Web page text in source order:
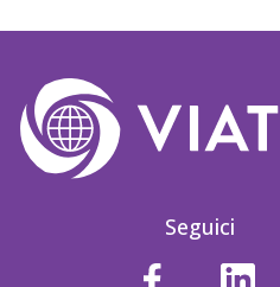
Seguici